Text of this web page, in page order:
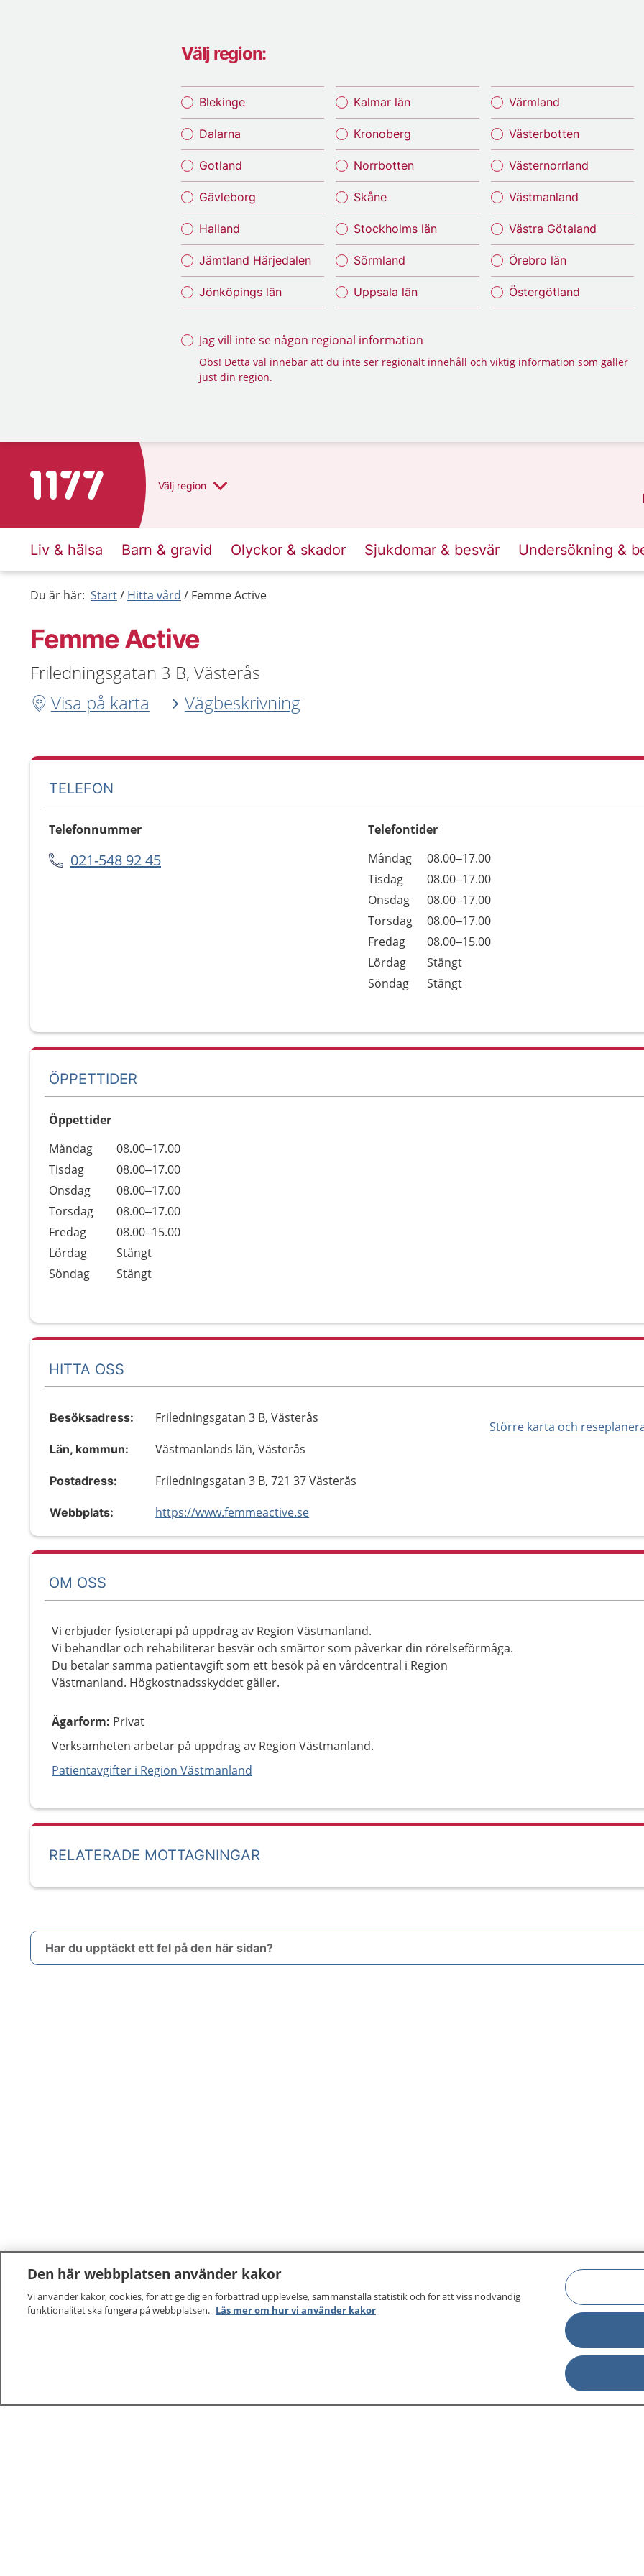
Välj region:
Blekinge
Dalarna
Gotland
Gävleborg
Halland
Jämtland Härjedalen
Jönköpings län
Kalmar län
Kronoberg
Norrbotten
Skåne
Stockholms län
Sörmland
Uppsala län
Värmland
Västerbotten
Västernorrland
Västmanland
Västra Götaland
Örebro län
Östergötland
Jag vill inte se någon regional information
Obs! Detta val innebär att du inte ser regionalt innehåll och viktig information som gäller
just din region.
Till startsidan för 1177 Välj region
Liv & hälsa Barn & gravid Olyckor & skador Sjukdomar & besvär Undersökning &
Du är här: Start Hitta vård Femme Active
Femme Active
Friledningsgatan 3 B, Västerås
Visa på karta
Vägbeskrivning
TELEFON
Telefonnummer
021-548 92 45
Telefontider
Dag
Öppettider
Kommentarer
Måndag
08.00–17.00
Tisdag
08.00–17.00
Onsdag
08.00–17.00
Torsdag
08.00–17.00
Fredag
08.00–15.00
Lördag
Stängt
Söndag
Stängt
ÖPPETTIDER
Öppettider
Dag
Öppettider
Kommentarer
Måndag
08.00–17.00
Tisdag
08.00–17.00
Onsdag
08.00–17.00
Torsdag
08.00–17.00
Fredag
08.00–15.00
Lördag
Stängt
Söndag
Stängt
HITTA OSS
Större karta och
Besöksadress: Friledningsgatan 3 B, Västerås
Län, kommun: Västmanlands län, Västerås
Postadress: Friledningsgatan 3 B, 721 37 Västerås
Webbplats: https://www.femmeactive.se
OM OSS
Vi erbjuder fysioterapi på uppdrag av Region Västmanland.
Vi behandlar och rehabiliterar besvär och smärtor som påverkar din rörelseförmåga.
Du betalar samma patientavgift som ett besök på en vårdcentral i Region
Västmanland. Högkostnadsskyddet gäller.
Ägarform: Privat
Verksamheten arbetar på uppdrag av Region Västmanland.
Patientavgifter i Region Västmanland
RELATERADE MOTTAGNINGAR
Har du upptäckt ett fel på den här sidan?
Den här webbplatsen använder kakor
Vi använder kakor, cookies, för att ge dig en förbättrad upplevelse, sammanställa statistik och för att viss nödvändig
funktionalitet ska fungera på webbplatsen. Läs mer om hur vi använder kakor